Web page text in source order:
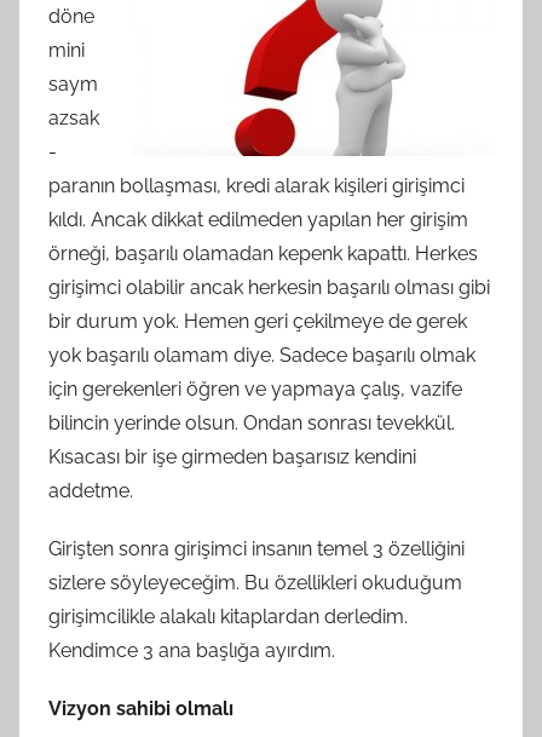
döne
mini
saym
azsak
-
paranın bollaşması, kredi alarak kişileri girişimci
kıldı. Ancak dikkat edilmeden yapılan her girişim
örneği, başarılı olamadan kepenk kapattı. Herkes
girişimci olabilir ancak herkesin başarılı olması gibi
bir durum yok. Hemen geri çekilmeye de gerek
yok başarılı olamam diye. Sadece başarılı olmak
için gerekenleri öğren ve yapmaya çalış, vazife
bilincin yerinde olsun. Ondan sonrası tevekkül.
Kısacası bir işe girmeden başarısız kendini
addetme.
Girişten sonra girişimci insanın temel 3 özelliğini
sizlere söyleyeceğim. Bu özellikleri okuduğum
girişimcilikle alakalı kitaplardan derledim.
Kendimce 3 ana başlığa ayırdım.
Vizyon sahibi olmalı